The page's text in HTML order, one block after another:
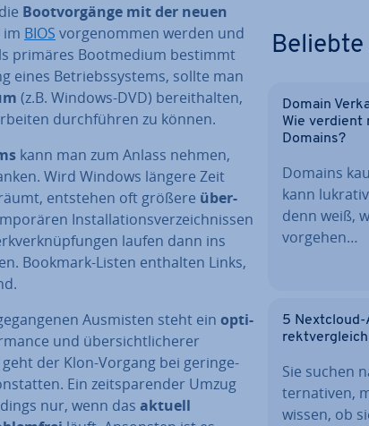
Boot­vor­gän­ge mit der neuen
im BIOS vor­ge­nom­men werden und
primäres Boot­me­di­um bestimmt
eines Be­triebs­sys­tems, sollte man
(z.B. Windows-DVD) be­reit­hal­ten,
durch­füh­ren zu können.
kann man zum Anlass nehmen,
Wird Windows längere Zeit
entstehen oft größere über­
In­stal­la­ti­ons­ver­zeich­nis­sen
laufen dann ins
Bookmark-Listen enthalten Links,
Ausmisten steht ein op­ti­
und über­sicht­li­che­rer
der Klon-Vorgang bei ge­rin­ge­
Ein zeit­spa­ren­der Umzug
nur, wenn das aktuell
Domain
Wie verdient
Domains?
Domains
kann
denn weiß,
vorgehen…
5
rekt­ver­gleich
Sie suchen
ter­na­ti­ven,
wissen, ob